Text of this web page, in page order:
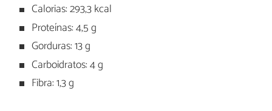
Calorias: 293,3 kcal
Proteínas: 4,5 g
Gorduras: 13 g
Carboidratos: 4 g
Fibra: 1,3 g